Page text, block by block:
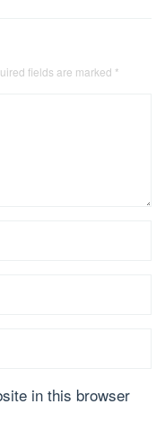
fields are marked *
in this browser